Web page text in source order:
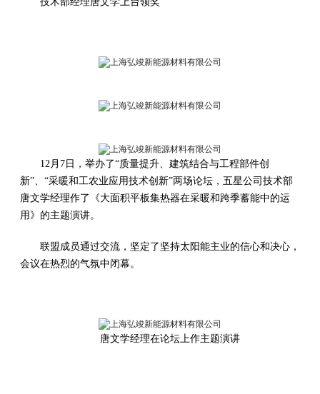
12月7日，举办了“质量提升、建筑结合与工程部件创
新”、“采暖和工农业应用技术创新”两场论坛，五星公司技术部
唐文学经理作了《大面积平板集热器在采暖和跨季蓄能中的运
用》的主题演讲。
联盟成员通过交流，坚定了坚持太阳能主业的信心和决心，
会议在热烈的气氛中闭幕。
唐文学经理在论坛上作主题演讲